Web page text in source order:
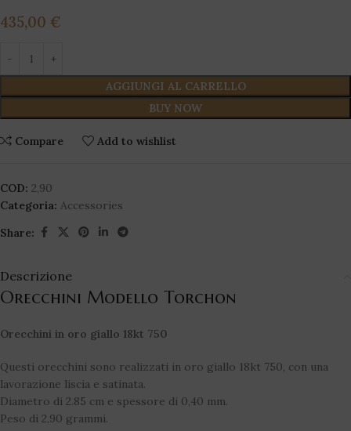
435,00 €
AGGIUNGI AL CARRELLO
BUY NOW
Compare Add to wishlist
COD: 2,90
Categoria: Accessories
Share:
Descrizione
Orecchini Modello Torchon
Orecchini in oro giallo 18kt 750
Questi orecchini sono realizzati in oro giallo 18kt 750, con una
lavorazione liscia e satinata.
Diametro di 2.85 cm e spessore di 0,40 mm.
Peso di 2,90 grammi.